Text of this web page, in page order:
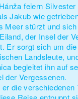
feiern Silvester
Jakub wie
Meer stürzt und sich
der Insel der
Er sorgt sich um
Landsleute,
begleitet ihn auf
der Vergessenen.
die verschiedenen